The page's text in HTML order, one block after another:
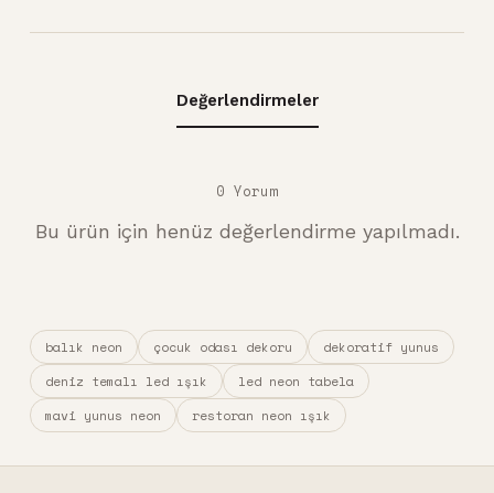
Değerlendirmeler
0 Yorum
Bu ürün için henüz değerlendirme yapılmadı.
balık neon çocuk odası dekoru
dekoratif yunus
deniz temalı led ışık
led neon tabela
mavi yunus neon
restoran neon ışık